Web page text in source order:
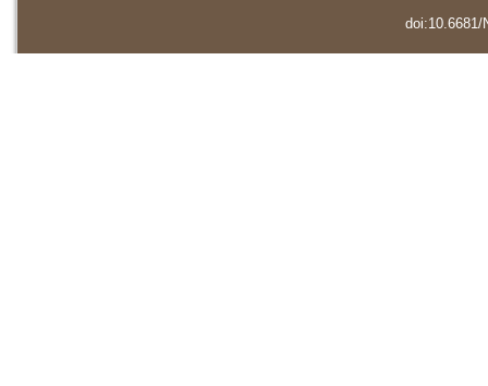
doi:10.6681/